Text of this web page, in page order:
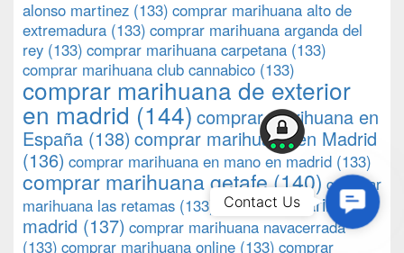
alonso martinez (133) comprar marihuana alto de
extremadura (133) comprar marihuana arganda del
rey (133) comprar marihuana carpetana (133)
comprar marihuana club cannabico (133)
comprar marihuana de exterior
en madrid (144) comprar marihuana en
España (138) comprar marihuana en Madrid
(136) comprar marihuana en mano en madrid (133)
comprar marihuana getafe (140) comprar
marihuana las retamas (133)
comprar marihuana
madrid (137) comprar marihuana navacerrada
(133) comprar marihuana online (133) comprar
Us
Contact Us